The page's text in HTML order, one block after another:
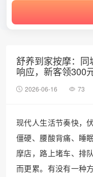
舒养到家按摩：
响应，新客领300
2026-06-16 73
现代人生活节奏快，
僵硬、腰酸背痛、睡
摩店，路上堵车、排
而更累。有没有一种